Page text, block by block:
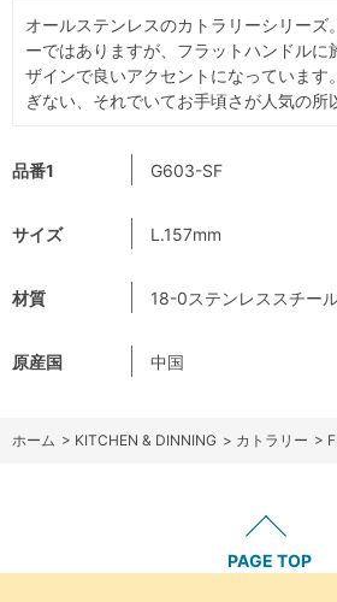
品番1 G603-SF
サイズ L.157mm
材質 18-0ステンレススチー
原産国 中国
オールステンレスのカトラリーシリーズ
ーではありますが、フラットハンドルに
ザインで良いアクセントになっています
ぎない、それでいてお手頃さが人気の所
ホーム > KITCHEN & DINNING > カトラリー >
PAGE TOP